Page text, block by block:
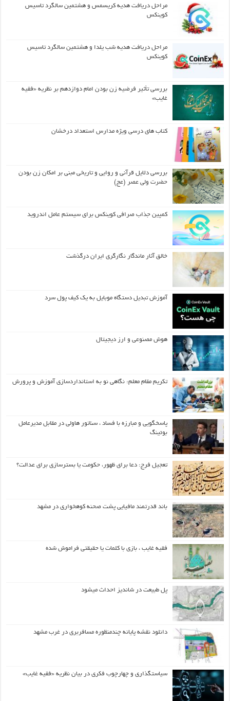
مراحل دریافت هدیه کریسمس و هشتمین سالگرد تاسیس
کوینکس
مراحل دریافت هدیه شب یلدا و هشتمین سالگرد تاسیس
کوینکس
بررسی تأثیر فرضیه زن بودن امام دوازدهم بر نظریه «فقیه
غایب»
کتاب های درسی ویژه مدارس استعداد درخشان
بررسی دلایل قرآنی و روایی و تاریخی مبنی بر امکان زن بودن
حضرت ولی عصر (عج)
کمپین جذاب صرافی کوینکس برای سیستم عامل اندروید
خالق آثار ماندگار نگارگری ایران درگذشت
آموزش تبدیل دستگاه موبایل به یک کیف‌ پول سرد
هوش مصنوعی و ارز دیجیتال
تکریم مقام معلم: نگاهی نو به استانداردسازی آموزش و پرورش
پاسخگویی و مبارزه با فساد ، سناتور هاولی در مقابل مدیرعامل
بوئینگ
تعجیل فرج: دعا برای ظهور، حکومت یا بسترسازی برای عدالت؟
باند قدرتمند مافیایی پشت صحنه کوهخواری در مشهد
فقیه غایب ، بازی با کلمات یا حقیقتی فراموش شده
پل طبیعت در شاندیز احداث میشود
دانلود نقشه پایانه چندمنظوره مسافربری در غرب مشهد
سیاستگذاری و چهارچوب فکری در بیان نظریه «فقیه غایب»